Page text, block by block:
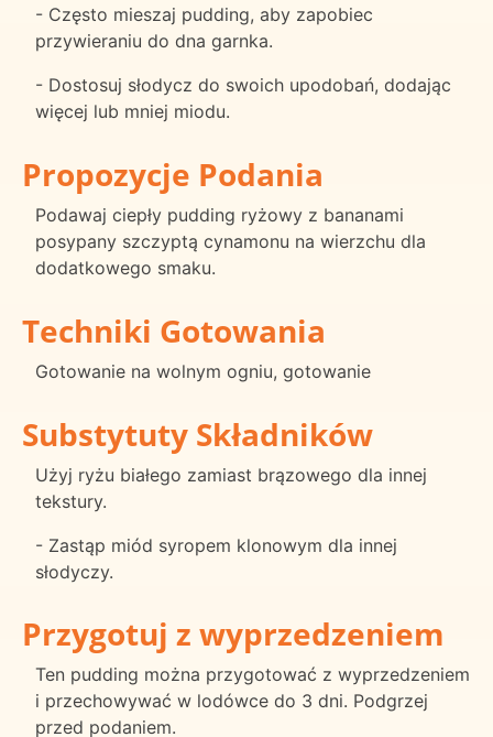
- Często mieszaj pudding, aby zapobiec
przywieraniu do dna garnka.
- Dostosuj słodycz do swoich upodobań, dodając
więcej lub mniej miodu.
Propozycje Podania
Podawaj ciepły pudding ryżowy z bananami
posypany szczyptą cynamonu na wierzchu dla
dodatkowego smaku.
Techniki Gotowania
Gotowanie na wolnym ogniu, gotowanie
Substytuty Składników
Użyj ryżu białego zamiast brązowego dla innej
tekstury.
- Zastąp miód syropem klonowym dla innej
słodyczy.
Przygotuj z wyprzedzeniem
Ten pudding można przygotować z wyprzedzeniem
i przechowywać w lodówce do 3 dni. Podgrzej
przed podaniem.